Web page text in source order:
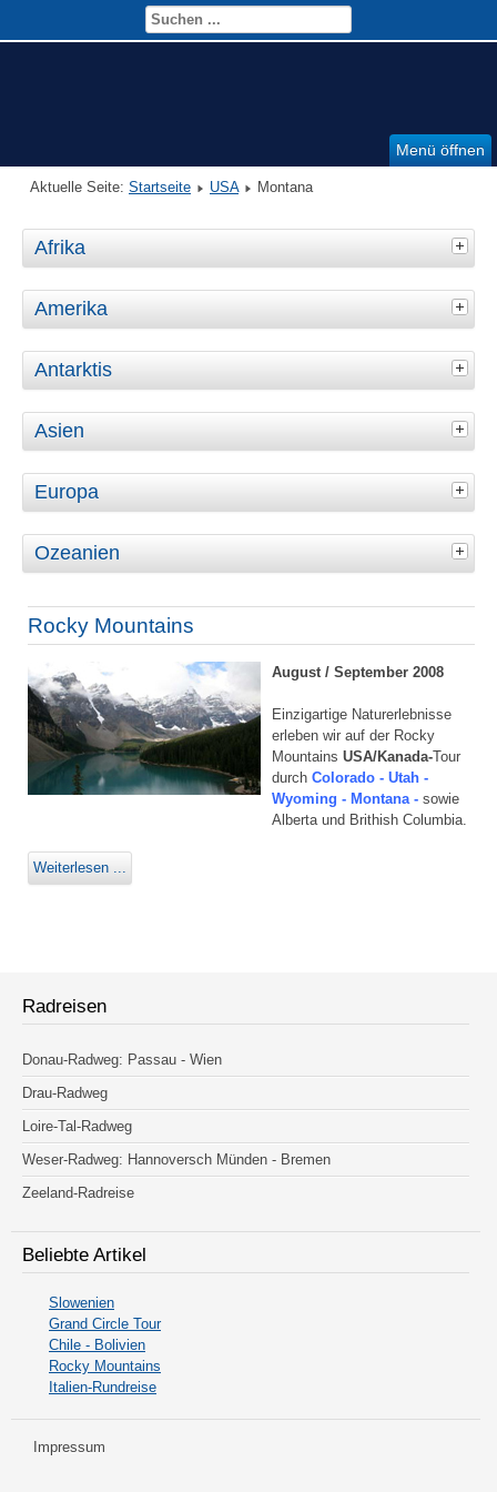
Menü öffnen
Aktuelle Seite: Startseite USA Montana
Afrika
Amerika
Antarktis
Asien
Europa
Ozeanien
Rocky Mountains
August / September 2008
Einzigartige Naturerlebnisse
erleben wir auf der Rocky
Mountains USA/Kanada-Tour
durch Colorado - Utah -
Wyoming - Montana - sowie
Alberta und Brithish Columbia.
Weiterlesen ...
Radreisen
Donau-Radweg: Passau - Wien
Drau-Radweg
Loire-Tal-Radweg
Weser-Radweg: Hannoversch Münden - Bremen
Zeeland-Radreise
Beliebte Artikel
Slowenien
Grand Circle Tour
Chile - Bolivien
Rocky Mountains
Italien-Rundreise
Impressum